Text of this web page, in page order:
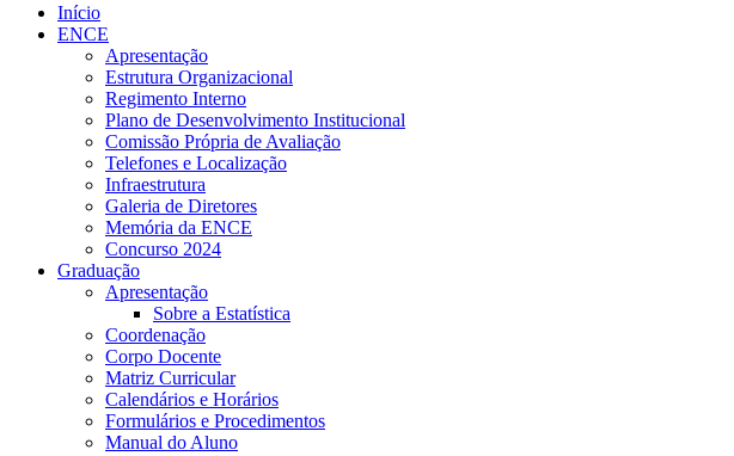
Início
ENCE
Apresentação
Estrutura Organizacional
Regimento Interno
Plano de Desenvolvimento Institucional
Comissão Própria de Avaliação
Telefones e Localização
Infraestrutura
Galeria de Diretores
Memória da ENCE
Concurso 2024
Graduação
Apresentação
Sobre a Estatística
Coordenação
Corpo Docente
Matriz Curricular
Calendários e Horários
Formulários e Procedimentos
Manual do Aluno